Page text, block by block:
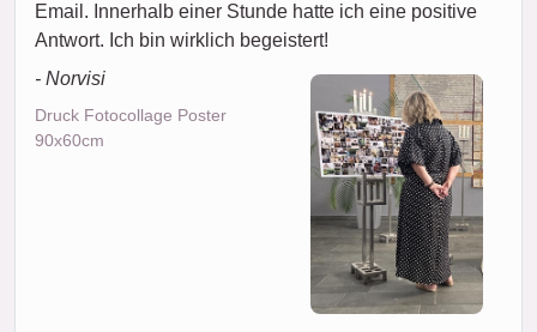
Email. Innerhalb einer Stunde hatte ich eine positive
Antwort. Ich bin wirklich begeistert!
- Norvisi
Druck Fotocollage Poster
90x60cm